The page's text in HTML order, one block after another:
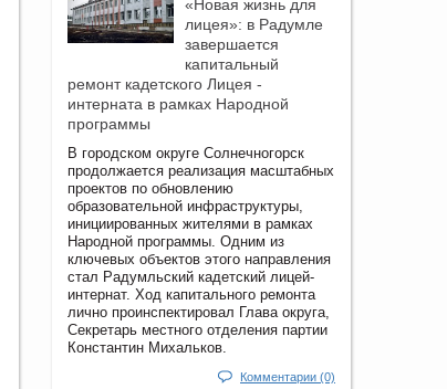
«Новая жизнь для
лицея»: в Радумле
завершается
капитальный
ремонт кадетского Лицея -
интерната в рамках Народной
программы
В городском округе Солнечногорск
продолжается реализация масштабных
проектов по обновлению
образовательной инфраструктуры,
инициированных жителями в рамках
Народной программы. Одним из
ключевых объектов этого направления
стал Радумльский кадетский лицей-
интернат. Ход капитального ремонта
лично проинспектировал Глава округа,
Секретарь местного отделения партии
Константин Михальков.
Комментарии (0)